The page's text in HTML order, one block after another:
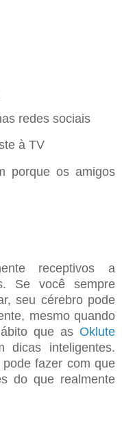
redes sociais
à TV
porque os amigos
receptivos a
Se você sempre
seu cérebro pode
mesmo quando
que as Oklute
dicas inteligentes.
fazer com que
do que realmente